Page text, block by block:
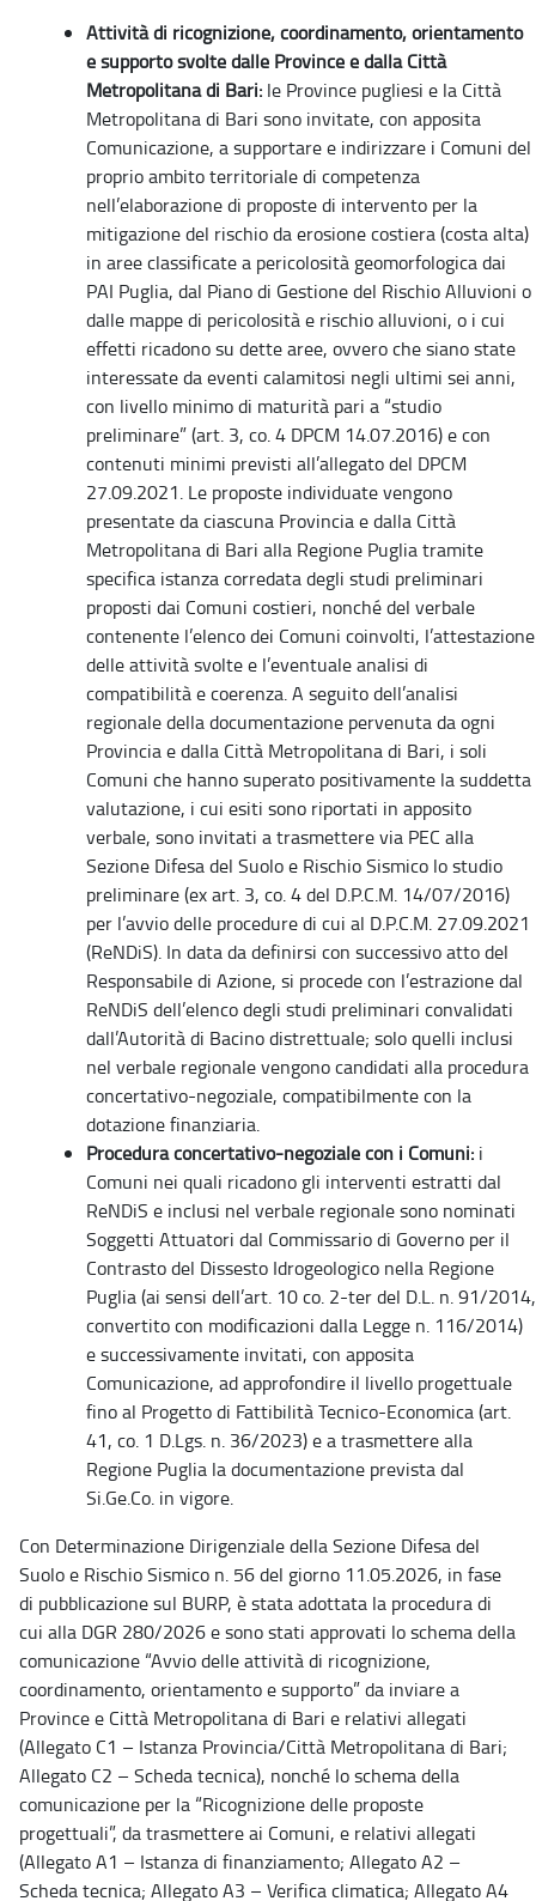
Attività di ricognizione, coordinamento, orientamento
e supporto svolte dalle Province e dalla Città
Metropolitana di Bari: le Province pugliesi e la Città
Metropolitana di Bari sono invitate, con apposita
Comunicazione, a supportare e indirizzare i Comuni del
proprio ambito territoriale di competenza
nell’elaborazione di proposte di intervento per la
mitigazione del rischio da erosione costiera (costa alta)
in aree classificate a pericolosità geomorfologica dai
PAI Puglia, dal Piano di Gestione del Rischio Alluvioni o
dalle mappe di pericolosità e rischio alluvioni, o i cui
effetti ricadono su dette aree, ovvero che siano state
interessate da eventi calamitosi negli ultimi sei anni,
con livello minimo di maturità pari a “studio
preliminare” (art. 3, co. 4 DPCM 14.07.2016) e con
contenuti minimi previsti all’allegato del DPCM
27.09.2021. Le proposte individuate vengono
presentate da ciascuna Provincia e dalla Città
Metropolitana di Bari alla Regione Puglia tramite
specifica istanza corredata degli studi preliminari
proposti dai Comuni costieri, nonché del verbale
contenente l’elenco dei Comuni coinvolti, l’attestazione
delle attività svolte e l’eventuale analisi di
compatibilità e coerenza. A seguito dell’analisi
regionale della documentazione pervenuta da ogni
Provincia e dalla Città Metropolitana di Bari, i soli
Comuni che hanno superato positivamente la suddetta
valutazione, i cui esiti sono riportati in apposito
verbale, sono invitati a trasmettere via PEC alla
Sezione Difesa del Suolo e Rischio Sismico lo studio
preliminare (ex art. 3, co. 4 del D.P.C.M. 14/07/2016)
per l’avvio delle procedure di cui al D.P.C.M. 27.09.2021
(ReNDiS). In data da definirsi con successivo atto del
Responsabile di Azione, si procede con l’estrazione dal
ReNDiS dell’elenco degli studi preliminari convalidati
dall’Autorità di Bacino distrettuale; solo quelli inclusi
nel verbale regionale vengono candidati alla procedura
concertativo-negoziale, compatibilmente con la
dotazione finanziaria.
Procedura concertativo-negoziale con i Comuni: i
Comuni nei quali ricadono gli interventi estratti dal
ReNDiS e inclusi nel verbale regionale sono nominati
Soggetti Attuatori dal Commissario di Governo per il
Contrasto del Dissesto Idrogeologico nella Regione
Puglia (ai sensi dell’art. 10 co. 2-ter del D.L. n. 91/2014,
convertito con modificazioni dalla Legge n. 116/2014)
e successivamente invitati, con apposita
Comunicazione, ad approfondire il livello progettuale
fino al Progetto di Fattibilità Tecnico-Economica (art.
41, co. 1 D.Lgs. n. 36/2023) e a trasmettere alla
Regione Puglia la documentazione prevista dal
Si.Ge.Co. in vigore.
Con Determinazione Dirigenziale della Sezione Difesa del
Suolo e Rischio Sismico n. 56 del giorno 11.05.2026, in fase
di pubblicazione sul BURP, è stata adottata la procedura di
cui alla DGR 280/2026 e sono stati approvati lo schema della
comunicazione “Avvio delle attività di ricognizione,
coordinamento, orientamento e supporto” da inviare a
Province e Città Metropolitana di Bari e relativi allegati
(Allegato C1 – Istanza Provincia/Città Metropolitana di Bari;
Allegato C2 – Scheda tecnica), nonché lo schema della
comunicazione per la “Ricognizione delle proposte
progettuali”, da trasmettere ai Comuni, e relativi allegati
(Allegato A1 – Istanza di finanziamento; Allegato A2 –
Scheda tecnica; Allegato A3 – Verifica climatica; Allegato A4